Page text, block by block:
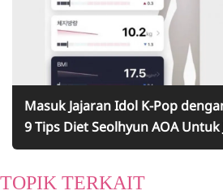
Masuk Jajaran Idol K-Pop
9 Tips Diet Seolhyun AOA
TOPIK TERKAIT